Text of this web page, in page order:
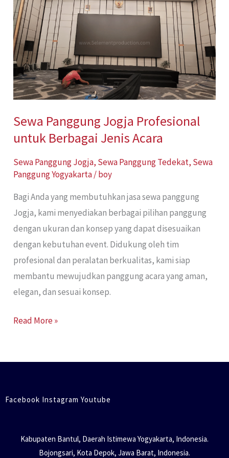
Sewa Panggung Jogja Profesional
untuk Berbagai Jenis Acara
Sewa Panggung Jogja, Sewa Panggung Tedekat, Sewa
Panggung Yogyakarta/boy
Bagi Anda yang membutuhkan jasa sewa panggung
Jogja, kami menyediakan berbagai pilihan panggung
dengan ukuran dan konsep yang dapat disesuaikan
dengan kebutuhan event. Didukung oleh tim
profesional dan peralatan berkualitas, kami siap
membantu mewujudkan panggung acara yang aman,
elegan, dan sesuai konsep.
Panggung
Jogja
Profesional
untuk
Berbagai
Jenis
Read More »
Facebook Instagram Youtube
Kabupaten Bantul, Daerah Istimewa Yogyakarta, Indonesia.
Bojongsari, Kota Depok, Jawa Barat, Indonesia.